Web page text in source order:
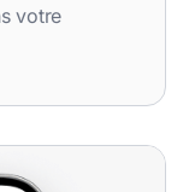
votre